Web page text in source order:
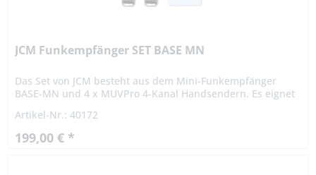
JCM Funkempfänger SET BASE MN
Das Set von JCM besteht aus dem Mini-Funkempfänger
BASE-MN und 4 x MUVPro 4-Kanal Handsendern. Es eignet
Handsender von JCM Der...
Artikel-Nr.: 40172
199,00 € *